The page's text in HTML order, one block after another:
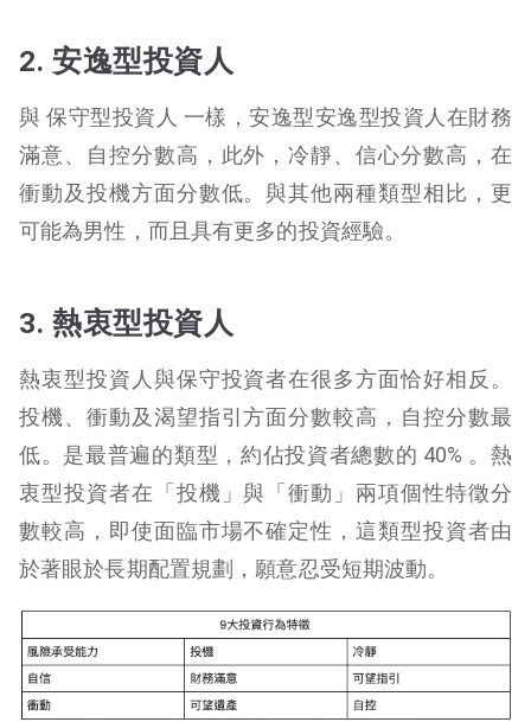
2. 安逸型投資人
與 保守型投資人 一樣，安逸型安逸型投資人在財務
滿意、自控分數高，此外，冷靜、信心分數高，在
衝動及投機方面分數低。與其他兩種類型相比，更
可能為男性，而且具有更多的投資經驗。
3. 熱衷型投資人
熱衷型投資人與保守投資者在很多方面恰好相反。
投機、衝動及渴望指引方面分數較高，自控分數最
低。是最普遍的類型，約佔投資者總數的 40% 。熱
衷型投資者在「投機」與「衝動」兩項個性特徵分
數較高，即使面臨市場不確定性，這類型投資者由
於著眼於長期配置規劃，願意忍受短期波動。